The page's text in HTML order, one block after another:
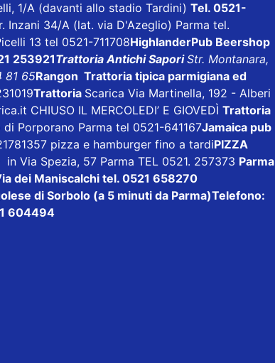
1/A (davanti allo stadio Tardini) Tel. 0521-
Inzani 34/A (lat. via D'Azeglio) Parma tel.
13 tel 0521-711708HighlanderPub Beershop
253921Trattoria Antichi SaporiStr. Montanara,
81 65Rangon Trattoria tipica parmigiana ed
Trattoria Scarica Via Martinella, 192 - Alberi
CHIUSO IL MERCOLEDI’ E GIOVEDÌ Trattoria
Porporano Parma tel 0521-641167Jamaica pub
pizza e hamburger fino a tardiPIZZA
in Via Spezia, 57 Parma TEL 0521. 257373 Parma
dei Maniscalchi tel. 0521 658270
di Sorbolo (a 5 minuti da Parma)Telefono:
604494